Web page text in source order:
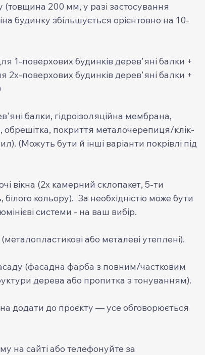
(товщина 200 мм, у разі застосування
будинку збільшується орієнтовно на 10-
1-поверхових будинків дерев'яні балки +
2х-поверхових будинків дерев'яні балки +
балки, гідроізоляційна мембрана,
обрешітка, покриття металочерепиця/клік-
(Можуть бути й інші варіанти покрівлі під
вікна (2х камерний склопакет, 5-ти
кольору). За необхідністю може бути
системи - на ваш вибір.
або металеві утеплені).
(фасадна фарба з повним/частковим
дерева або пропитка з тонуванням).
додати до проєкту — усе обговорюється
на сайті або телефонуйте за